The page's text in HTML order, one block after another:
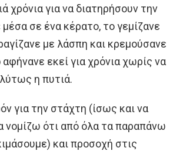
χρόνια για να διατηρήσουν την
σε ένα κέρατο, το γεμίζανε
με λάσπη και κρεμούσανε
εκεί για χρόνια χωρίς να
η πυτιά.
για την στάχτη (ίσως και να
νομίζω ότι από όλα τα παραπάνω
και προσοχή στις